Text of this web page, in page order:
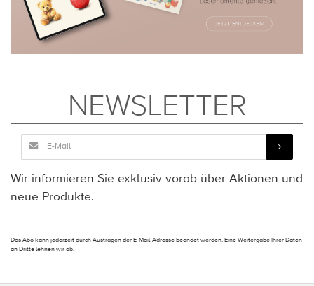
NEWSLETTER
Wir informieren Sie exklusiv vorab über Aktionen und
neue Produkte.
Das Abo kann jederzeit durch Austragen der E-Mail-Adresse beendet werden. Eine Weitergabe Ihrer Daten
an Dritte lehnen wir ab.